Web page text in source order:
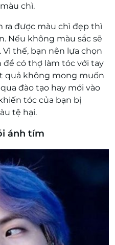
chì.
ra được màu chì đẹp thì
Nếu không màu sắc sẽ
thế, bạn nên lựa chọn
có thợ làm tóc với tay
quả không mong muốn
đào tạo hay mới vào
tóc của bạn bị
tệ hại.
ánh tím